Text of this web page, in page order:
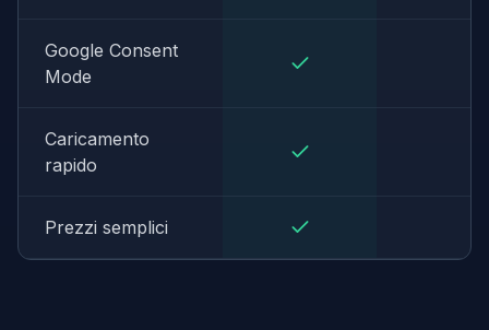
Google Consent
Mode
Caricamento
rapido
Prezzi semplici